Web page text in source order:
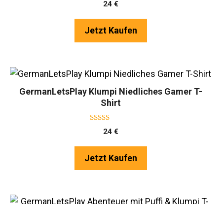
von 5
24 €
Jetzt Kaufen
GermanLetsPlay Klumpi Niedliches Gamer T-
Shirt
5.00
von 5
24 €
Jetzt Kaufen